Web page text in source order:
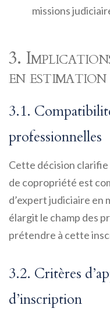
missions
3.
en
3.1.
professionnelles
Cette décision clarifie
de copropriété est
d’expert judiciaire en
élargit le champ des
prétendre à cette
3.2. Critères
d’inscription